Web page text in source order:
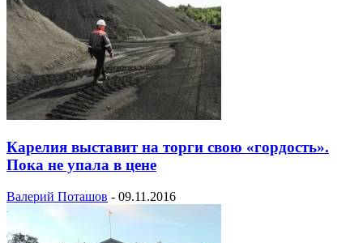
Карелия выставит на торги свою «гордость».
Пока не упала в цене
Валерий Поташов - 09.11.2016